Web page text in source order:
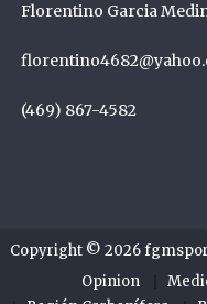
Florentino Garcia
(469) 867-4582
Copyright © 2026
Opinion